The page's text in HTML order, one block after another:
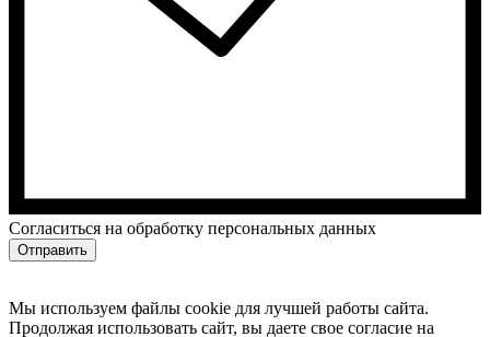
Cогласиться на обработку персональных данных
Отправить
Мы используем файлы cookie для лучшей работы сайта.
Продолжая использовать сайт, вы даете свое согласие на